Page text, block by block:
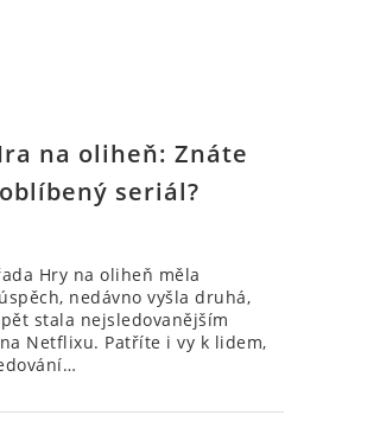
na oliheň: Znáte
seriál?
Hry na oliheň měla
nedávno vyšla druhá,
stala nejsledovanějším
Netflixu. Patříte i vy k lidem,